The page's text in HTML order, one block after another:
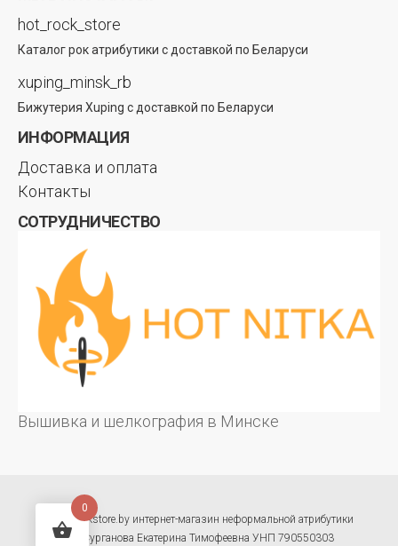
hot_rock_store
Каталог рок атрибутики с доставкой по Беларуси
xuping_minsk_rb
Бижутерия Xuping с доставкой по Беларуси
ИНФОРМАЦИЯ
Доставка и оплата
Контакты
СОТРУДНИЧЕСТВО
Вышивка и шелкография в Минске
© hotrockstore.by интернет-магазин неформальной атрибутики
ИП Сурганова Екатерина Тимофеевна УНП 790550303
0